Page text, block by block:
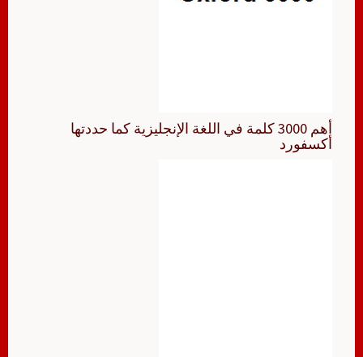
أهم 3000 كلمة في اللغة الإنجليزية كما حددتها
أكسفورد